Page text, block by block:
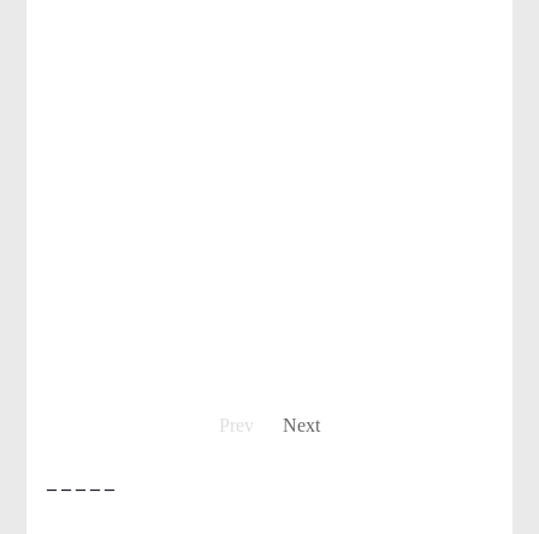
Prev Next
– – – – –